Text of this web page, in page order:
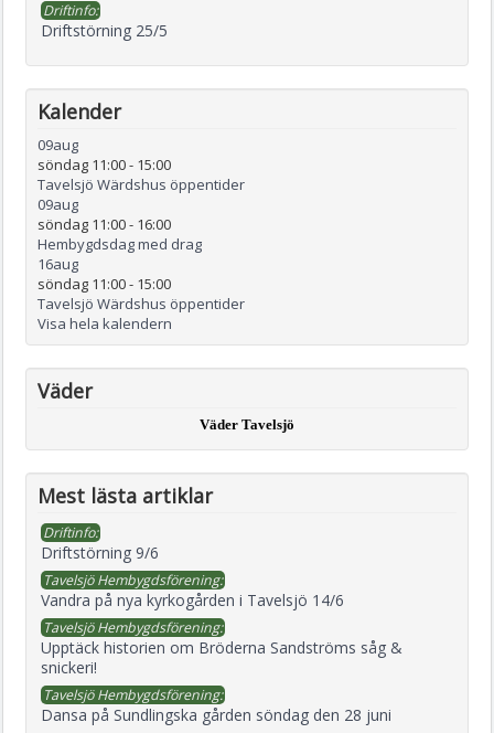
Driftinfo:
Driftstörning 25/5
Kalender
09aug
söndag 11:00- 15:00
Tavelsjö Wärdshus öppentider
09aug
söndag 11:00- 16:00
Hembygdsdag med drag
16aug
söndag 11:00- 15:00
Tavelsjö Wärdshus öppentider
Visa hela kalendern
Väder
Väder Tavelsjö
Mest lästa artiklar
Driftinfo:
Driftstörning 9/6
Tavelsjö Hembygdsförening:
Vandra på nya kyrkogården i Tavelsjö 14/6
Tavelsjö Hembygdsförening:
Upptäck historien om Bröderna Sandströms såg &
snickeri!
Tavelsjö Hembygdsförening:
Dansa på Sundlingska gården söndag den 28 juni